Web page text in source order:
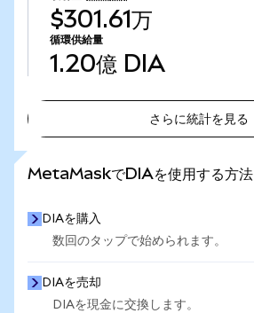
$301.61万
循環供給量
1.20億 DIA
さらに統計を見る
MetaMaskでDIAを使用する方法
DIAを購入
数回のタップで始められます。
DIAを売却
DIAを現金に交換します。